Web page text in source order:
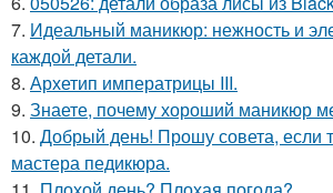
7. Идеальный маникюр: нежность и
каждой детали.
8. Архетип императрицы III.
9. Знаете, почему хороший маникюр
10. Добрый день! Прошу совета, если
мастера педикюра.